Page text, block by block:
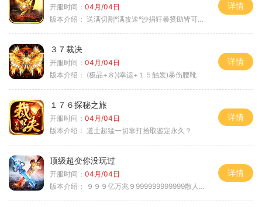
开服时间： 04月/04日
版本介绍： 送满切割°满攻速°沙捐狂暴赞助皆可嫖°
详情
３７裁决
开服时间： 04月/04日
版本介绍： (极品+８)(幸运+１５触发)暴伤腰靴
详情
１７６探秘之旅
开服时间： 04月/04日
版本介绍： 道士超猛一切靠打拾取鉴定永久？
详情
顶级超变你没玩过
开服时间： 04月/04日
版本介绍：
９９９亿万兆９999999999999散人逆袭
详情